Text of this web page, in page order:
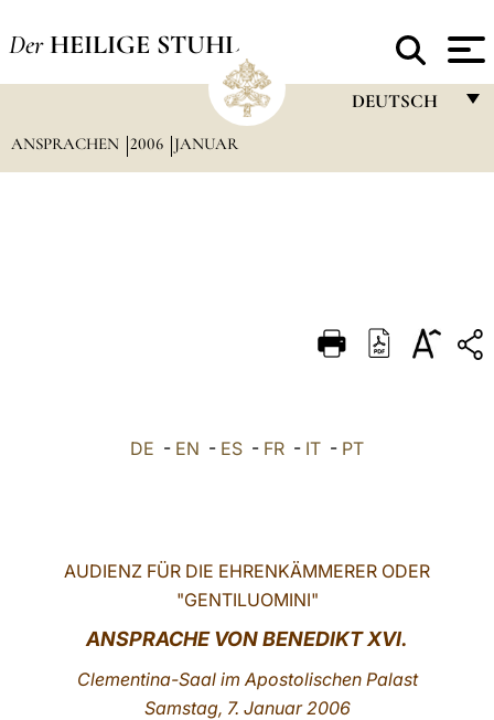
Der HEILIGE STUHL
DEUTSCH
DEUTSCH
العربيّة
ANSPRACHEN 2006 JANUAR
DE - EN - ES - FR - IT - PT
AUDIENZ FÜR DIE EHRENKÄMMERER ODER
"GENTILUOMINI"
ANSPRACHE VONBENEDIKT XVI.
Clementina-Saal im Apostolischen Palast
Samstag, 7. Januar 2006